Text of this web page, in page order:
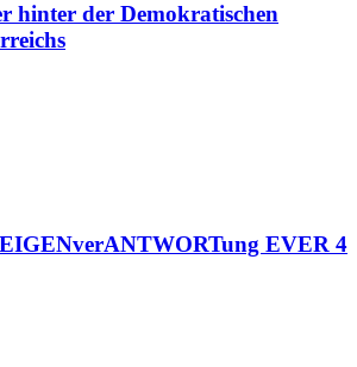
hinter der Demokratischen
EVER 4